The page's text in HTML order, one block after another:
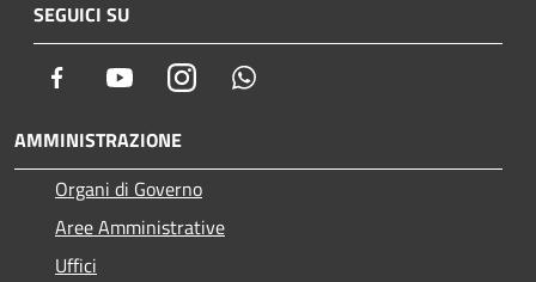
SEGUICI SU
Facebook YoutubeInstagram
AMMINISTRAZIONE
Organi di Governo
Aree Amministrative
Uffici